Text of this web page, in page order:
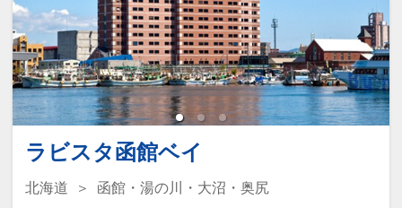
ラビスタ函館ベイ
北海道
函館・湯の川・大沼・奥尻